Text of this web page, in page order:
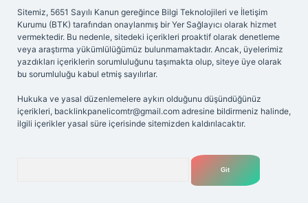
Sitemiz, 5651 Sayılı Kanun gereğince Bilgi Teknolojileri ve İletişim
Kurumu (BTK) tarafından onaylanmış bir Yer Sağlayıcı olarak hizmet
vermektedir. Bu nedenle, sitedeki içerikleri proaktif olarak denetleme
veya araştırma yükümlülüğümüz bulunmamaktadır. Ancak, üyelerimiz
yazdıkları içeriklerin sorumluluğunu taşımakta olup, siteye üye olarak
bu sorumluluğu kabul etmiş sayılırlar.
Hukuka ve yasal düzenlemelere aykırı olduğunu düşündüğünüz
içerikleri, backlinkpanelicomtr@gmail.com adresine bildirmeniz halinde,
ilgili içerikler yasal süre içerisinde sitemizden kaldırılacaktır.